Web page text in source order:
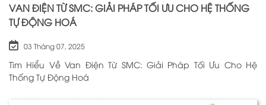
VAN ĐIỆN TỪ SMC: GIẢI PHÁP TỐI ƯU CHO HỆ THỐNG
TỰ ĐỘNG HOÁ
03 Tháng 07, 2025
Tìm Hiểu Về Van Điện Từ SMC: Giải Pháp Tối Ưu Cho Hệ
Thống Tự Động Hoá